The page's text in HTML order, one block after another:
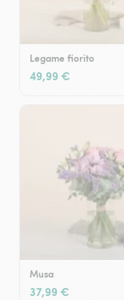
Legame fiorito
49,99 €
Musa
37,99 €